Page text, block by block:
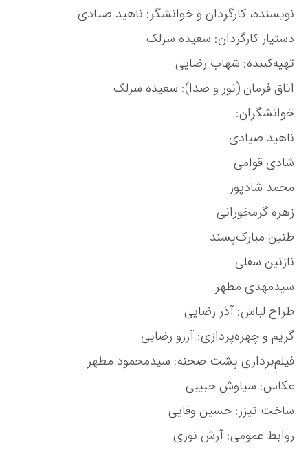
نویسنده، کارگردان و خوانشگر: ناهید صیادی
دستیار کارگردان: سعیده سرلک
تهیه‌کننده: شهاب رضایی
اتاق فرمان (نور و صدا): سعیده سرلک
خوانشگران:
ناهید صیادی
شادی قوامی
محمد شادپور
زهره گرمخورانی
طنین مبارک‌پسند
نازنین سفلی
سیدمهدی مطهر
طراح لباس: آذر رضایی
گریم و چهره‌پردازی: آرزو رضایی
فیلم‌برداری پشت صحنه: سیدمحمود مطهر
عکاس: سیاوش حبیبی
ساخت تیزر: حسین وفایی
روابط عمومی: آرش نوری